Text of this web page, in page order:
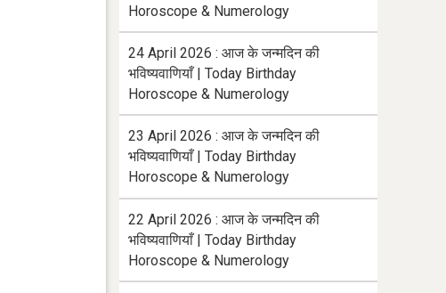
Horoscope & Numerology
24 April 2026 : आज के जन्मदिन की
भविष्यवाणियाँ | Today Birthday
Horoscope & Numerology
23 April 2026 : आज के जन्मदिन की
भविष्यवाणियाँ | Today Birthday
Horoscope & Numerology
22 April 2026 : आज के जन्मदिन की
भविष्यवाणियाँ | Today Birthday
Horoscope & Numerology